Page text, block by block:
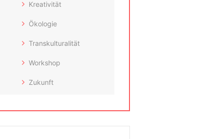
Kreativität
Ökologie
Transkulturalität
Workshop
Zukunft